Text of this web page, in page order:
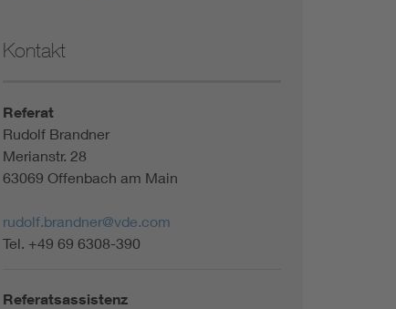
Kontakt
Referat
Rudolf Brandner
Merianstr. 28
63069 Offenbach am Main
rudolf.brandner@vde.com
Tel. +49 69 6308-390
Referatsassistenz